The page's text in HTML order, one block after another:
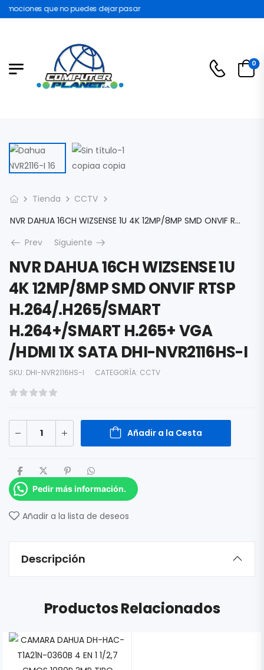
que no puedes dejar pasar
0
Tienda
CCTV
NVR DAHUA 16CH WIZSENSE 1U 4K 12MP/8MP SMD ONVIF RTSP H.264/.H265/SMART H.264+/SMART H.265+ VGA /HDMI 1X SATA DHI-NVR2116HS-I
Prev
Siguiente
NVR DAHUA 16CH WIZSENSE 1U
4K 12MP/8MP SMD ONVIF RTSP
H.264/.H265/SMART
H.264+/SMART H.265+ VGA
/HDMI 1X SATA DHI-NVR2116HS-I
SKU: DHI-NVR2116HS-I CATEGORÍA: CCTV
Añadir a la Cesta
Pedir más información.
Añadir a la lista de deseos
Descripción
Productos Relacionados